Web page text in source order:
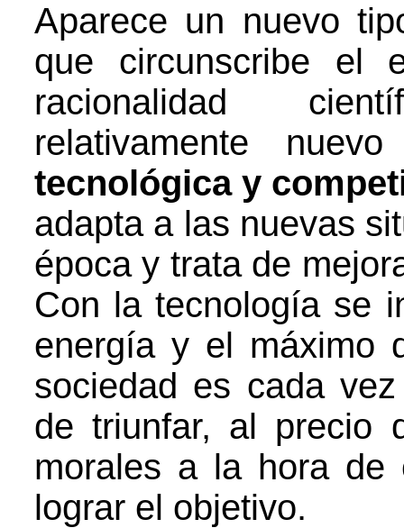
Aparece un nuevo
que circunscribe el
racionalidad
relativamente
tecnológica y
adapta a las nuevas
época y trata de
Con la tecnología se
energía y el máximo
sociedad es cada
de triunfar, al precio
morales a la hora de
lograr el objetivo.